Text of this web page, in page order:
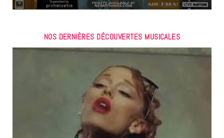
NOS DERNIÈRES DÉCOUVERTES MUSICALES